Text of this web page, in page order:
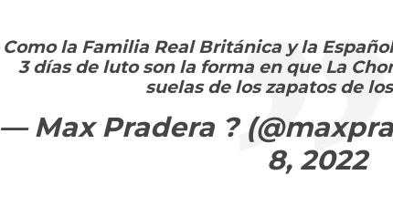
Como la Familia Real Británica y la
3 días de luto son la forma en que La
suelas de los zapatos de
— Max Pradera ?
8, 2022